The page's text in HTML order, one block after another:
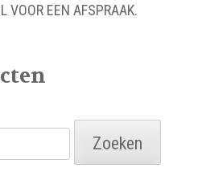
VOOR EEN AFSPRAAK.
Zoeken